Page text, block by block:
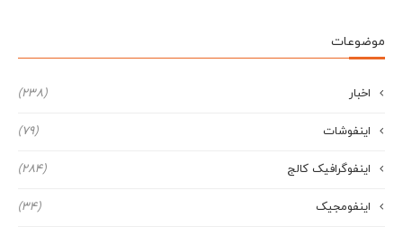
موضوعات
اخبار (238)
اینفوشات (79)
اینفوگرافیک کالج (284)
اینفومجیک (34)